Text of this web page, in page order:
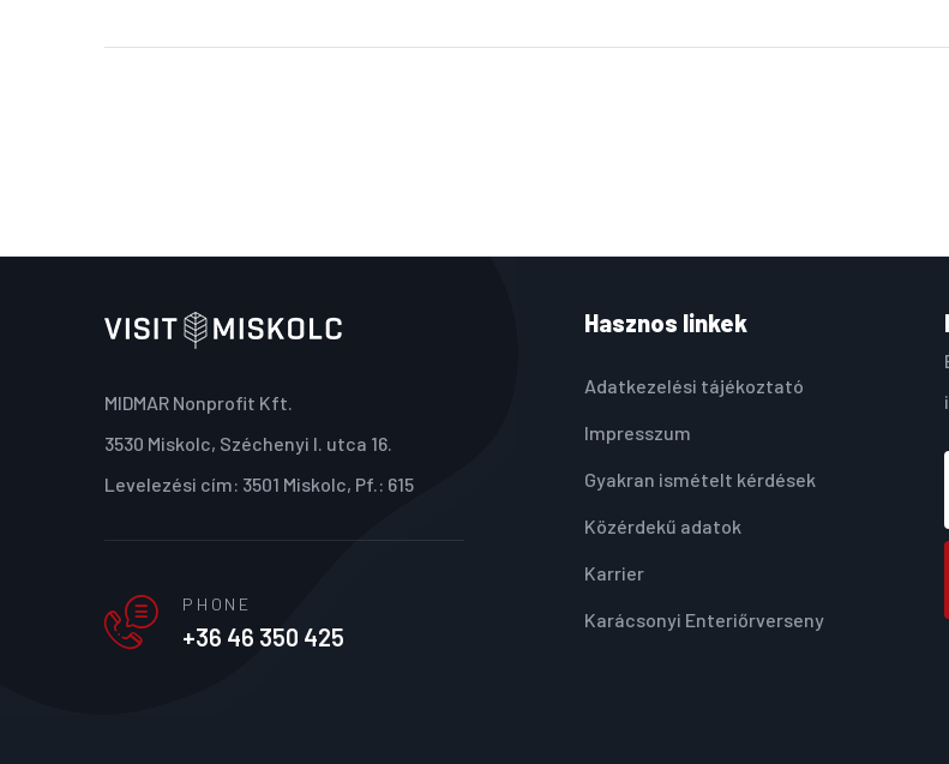
MIDMAR Nonprofit Kft.
3530 Miskolc, Széchenyi I. utca 16.
Levelezési cím: 3501 Miskolc, Pf.: 615
PHONE
+36 46 350 425
Hasznos linkek
Adatkezelési tájékoztató
Impresszum
Gyakran ismételt kérdések
Közérdekű adatok
Karrier
Karácsonyi Enteriőrverseny